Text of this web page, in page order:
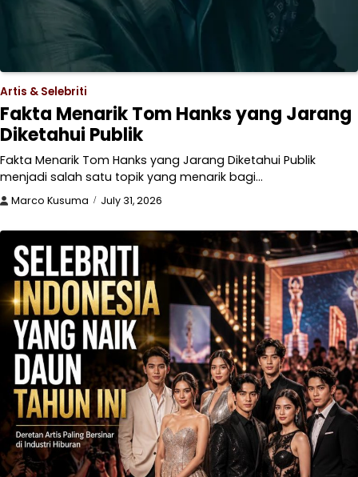
Artis & Selebriti
Fakta Menarik Tom Hanks yang Jarang
Diketahui Publik
Fakta Menarik Tom Hanks yang Jarang Diketahui Publik
menjadi salah satu topik yang menarik bagi…
Marco Kusuma July 31, 2026